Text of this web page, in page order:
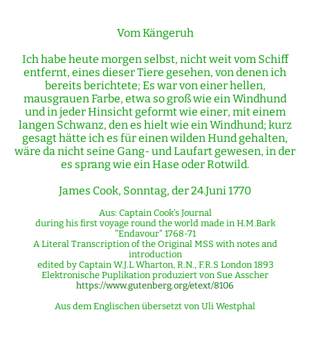
Vom Kängeruh
Ich habe heute morgen selbst, nicht weit vom Schiff
entfernt, eines dieser Tiere gesehen, von denen ich
bereits berichtete; Es war von einer hellen,
mausgrauen Farbe, etwa so groß wie ein Windhund
und in jeder Hinsicht geformt wie einer, mit einem
langen Schwanz, den es hielt wie ein Windhund; kurz
gesagt hätte ich es für einen wilden Hund gehalten,
wäre da nicht seine Gang- und Laufart gewesen, in der
es sprang wie ein Hase oder Rotwild.
James Cook, Sonntag, der 24.Juni 1770
Aus: Captain Cook's Journal
during his first voyage round the world made in H.M.Bark
"Endavour" 1768-71
A Literal Transcription of the Original MSS with notes and
introduction
edited by Captain W.J.L Wharton, R.N., F.R.S London 1893
Elektronische Puplikation produziert von Sue Asscher
https://www.gutenberg.org/etext/8106
Aus dem Englischen übersetzt von Uli Westphal